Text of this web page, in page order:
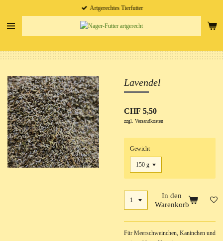
springen
Artgerechtes Tierfutter
Lavendel
CHF 5,50
zzgl. Versandkosten
Gewicht
In den
Warenkorb
Für Meerschweinchen, Kaninchen und